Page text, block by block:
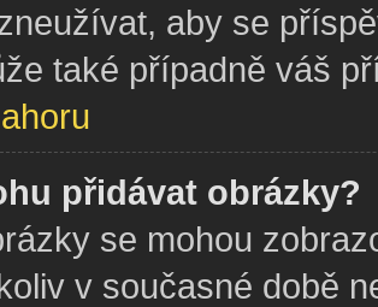
aby se
také případně váš
přidávat obrázky?
se mohou
v současné době